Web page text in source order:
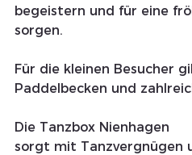
begeistern und für eine
sorgen.
Für die kleinen Besucher
Paddelbecken und
Die Tanzbox Nienhagen
sorgt mit Tanzvergnügen